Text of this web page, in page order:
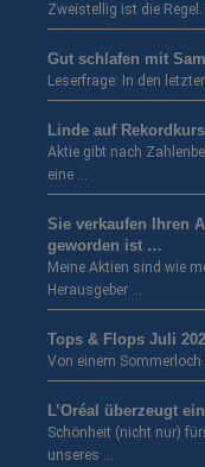
Zweistellig ist die
Gut schlafen mit
Leserfrage: In den
Linde auf Rekordkurs
Aktie gibt nach
eine …
Sie verkaufen Ihren
geworden ist …
Meine Aktien sind wie
Herausgeber …
Tops & Flops Juli
Von einem
L’Oréal überzeugt
Schönheit (nicht nur)
unseres …